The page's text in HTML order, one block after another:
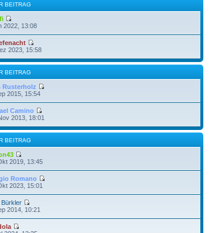
BEITRAG
2022, 13:08
2023, 15:58
BEITRAG
Rusterholz
2015, 15:54
Camino
2013, 18:01
BEITRAG
2019, 13:45
Romano
2023, 15:01
Bürkler
2014, 10:21